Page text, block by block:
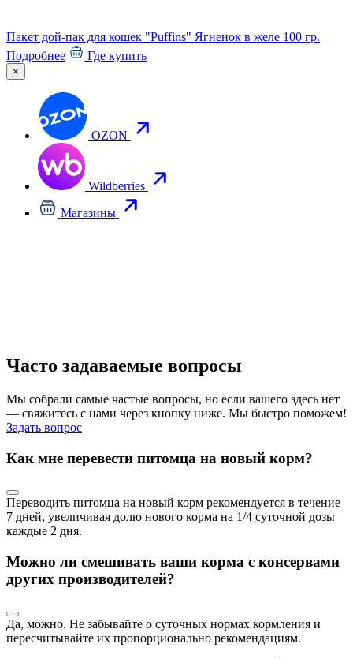
Пакет дой-пак для кошек "Puffins" Ягненок в желе 100 гр.
Подробнее
Где купить
×
OZON
Wildberries
Магазины
Часто задаваемые вопросы
Мы собрали самые частые вопросы, но если вашего здесь нет
— свяжитесь с нами через кнопку ниже. Мы быстро поможем!
Задать вопрос
Как мне перевести питомца на новый корм?
Переводить питомца на новый корм рекомендуется в течение
7 дней, увеличивая долю нового корма на 1/4 суточной дозы
каждые 2 дня.
Можно ли смешивать ваши корма с консервами
других производителей?
Да, можно. Не забывайте о суточных нормах кормления и
пересчитывайте их пропорционально рекомендациям.